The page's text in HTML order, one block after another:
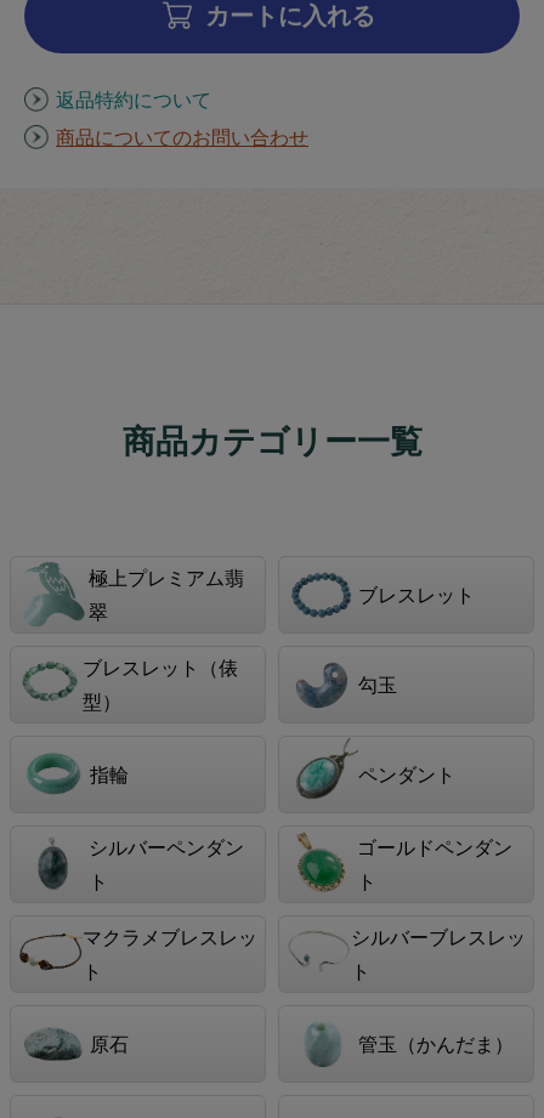
カートに入れる
返品特約について
商品についてのお問い合わせ
商品カテゴリー一覧
極上プレミアム翡
翠
ブレスレット
ブレスレット（俵
型）
勾玉
指輪 ペンダント
シルバーペンダン
ト
ゴールドペンダン
ト
マクラメブレスレッ
ト
シルバーブレスレッ
ト
原石 管玉（かんだま）